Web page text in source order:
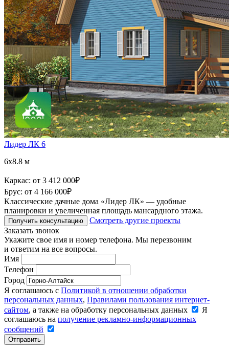
Лидер ЛК 6
6x8.8 м
Каркас: от 3 412 000₽
Брус: от 4 166 000₽
Классические дачные дома «Лидер ЛК» — удобные
планировки и увеличенная площадь мансардного этажа.
Получить консультацию
Смотреть другие проекты
Заказать звонок
Укажите свое имя и номер телефона. Мы перезвоним
и ответим на все вопросы.
Имя
Телефон
Город
Я соглашаюсь с Политикой в отношении обработки
персональных данных, Правилами пользования интернет-
сайтом, а также на обработку персональных данных
Я
соглашаюсь на получение рекламно-информационных
сообщений
Отправить